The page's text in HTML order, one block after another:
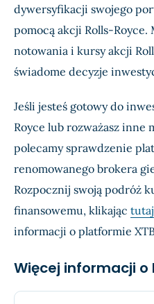
dywersyfikacji swojego
pomocą akcji Rolls-
notowania i kursy akcji
świadome decyzje
Jeśli jesteś gotowy do
Royce lub rozważasz inne
polecamy sprawdzenie
renomowanego brokera
Rozpocznij swoją podróż
finansowemu, klikając tutaj
informacji o platformie
Więcej informacji o